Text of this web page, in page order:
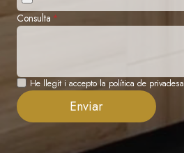
Consulta *
P
r
i
He llegit i accepto la política de privadesa
Enviar